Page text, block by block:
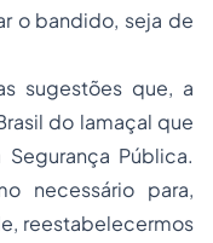
o bandido, seja de
sugestões que, a
do lamaçal que
Pública.
necessário para,
reestabelecermos